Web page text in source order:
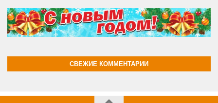
СВЕЖИЕ КОММЕНТАРИИ